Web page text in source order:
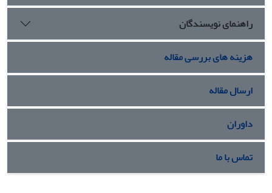
راهنمای نویسندگان
هزینه های بررسی مقاله
ارسال مقاله
داوران
تماس با ما